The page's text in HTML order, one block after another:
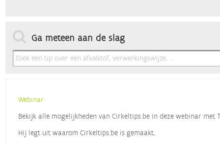
Ga meteen aan de slag
Webinar
Bekijk alle mogelijkheden van Cirkeltips.be in deze webinar met
Hij legt uit waarom Cirkeltips.be is gemaakt,